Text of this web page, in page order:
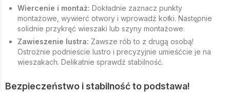
Wiercenie i montaż: Dokładnie zaznacz punkty
montażowe, wywierć otwory i wprowadź kołki. Następnie
solidnie przykręć wieszaki lub szyny montażowe.
Zawieszenie lustra: Zawsze rób to z drugą osobą!
Ostrożnie podnieście lustro i precyzyjnie umieśćcie je na
wieszakach. Delikatnie sprawdź stabilność.
Bezpieczeństwo i stabilność to podstawa!